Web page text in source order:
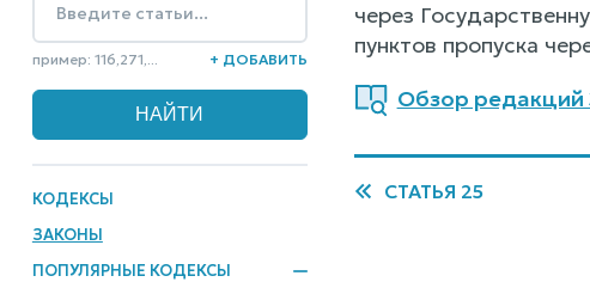
пример: 116,271,... + ДОБАВИТЬ
КОДЕКСЫ
ЗАКОНЫ
ПОПУЛЯРНЫЕ КОДЕКСЫ
через
пунктов пропуска
Обзор редакций
СТАТЬЯ 25